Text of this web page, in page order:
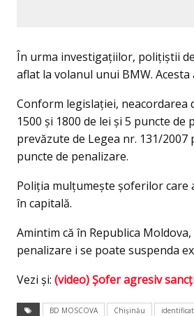
În urma investigațiilor, polițiștii
aflat la volanul unui BMW.
Conform legislației,
1500 și 1800 de lei și 5 puncte
prevăzute de Legea nr. 131/
puncte de penalizare.
Poliția mulțumește șoferilor
în capitală.
Amintim că în Republica
penalizare i se poate suspenda
Vezi și: (video) Șofer agresiv
BD MOSCOVA Chișinău identificat